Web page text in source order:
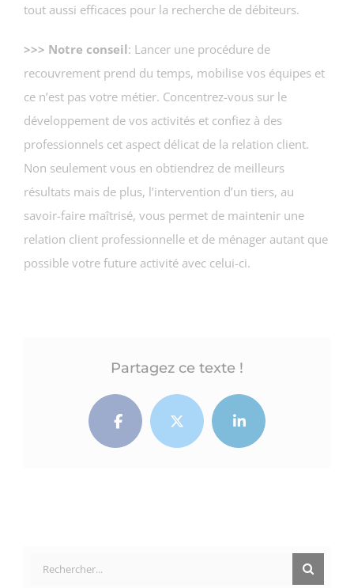
tout aussi efficaces pour la recherche de débiteurs.
>>> Notre conseil: Lancer une procédure de
recouvrement prend du temps, mobilise vos équipes et
ce n’est pas votre métier. Concentrez-vous sur le
développement de vos activités et confiez à des
professionnels cet aspect délicat de la relation client.
Non seulement vous en obtiendrez de meilleurs
résultats mais de plus, l’intervention d’un tiers, au
savoir-faire maîtrisé, vous permet de maintenir une
relation client professionnelle et de ménager autant que
possible votre future activité avec celui-ci.
Partagez ce texte !
FacebookTwitter LinkedIn
Rechercher: